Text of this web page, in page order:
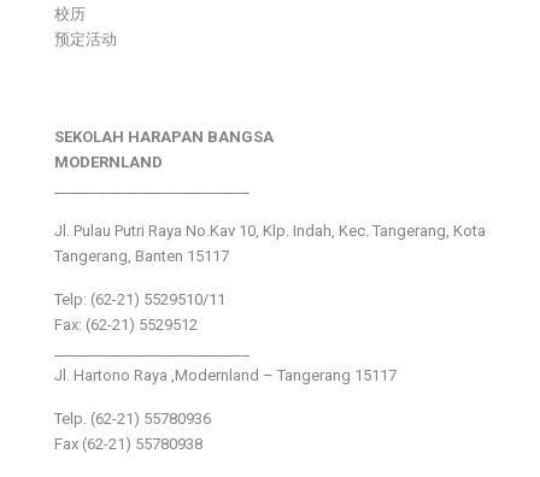
校历
预定活动
SEKOLAH HARAPAN BANGSA
MODERNLAND
Jl. Pulau Putri Raya No.Kav 10, Klp. Indah, Kec. Tangerang, Kota
Tangerang, Banten 15117
Telp: (62-21) 5529510/11
Fax: (62-21) 5529512
Jl. Hartono Raya ,Modernland – Tangerang 15117
Telp. (62-21) 55780936
Fax (62-21) 55780938